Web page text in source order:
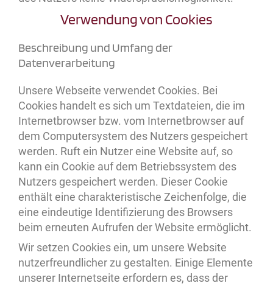
Verwendung von Cookies
Beschreibung und Umfang der
Datenverarbeitung
Unsere Webseite verwendet Cookies. Bei
Cookies handelt es sich um Textdateien, die im
Internetbrowser bzw. vom Internetbrowser auf
dem Computersystem des Nutzers gespeichert
werden. Ruft ein Nutzer eine Website auf, so
kann ein Cookie auf dem Betriebssystem des
Nutzers gespeichert werden. Dieser Cookie
enthält eine charakteristische Zeichenfolge, die
eine eindeutige Identifizierung des Browsers
beim erneuten Aufrufen der Website ermöglicht.
Wir setzen Cookies ein, um unsere Website
nutzerfreundlicher zu gestalten. Einige Elemente
unserer Internetseite erfordern es, dass der